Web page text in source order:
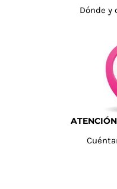
Dónde y